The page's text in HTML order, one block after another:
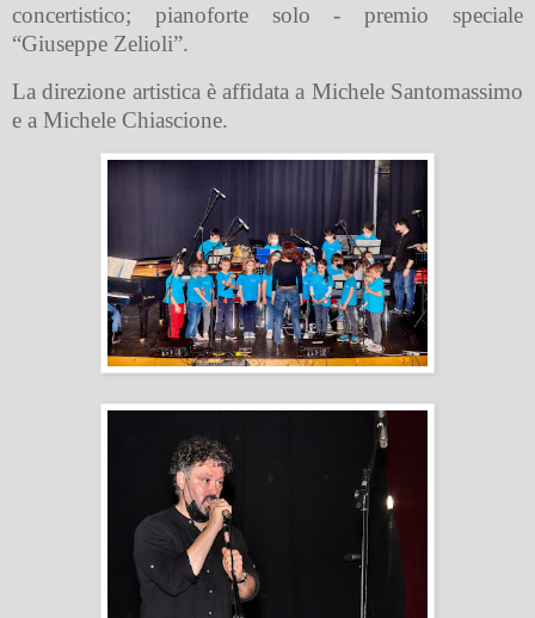
concertistico; pianoforte solo - premio speciale
“Giuseppe Zelioli”.
La direzione artistica è affidata a Michele Santomassimo
e a Michele Chiascione.